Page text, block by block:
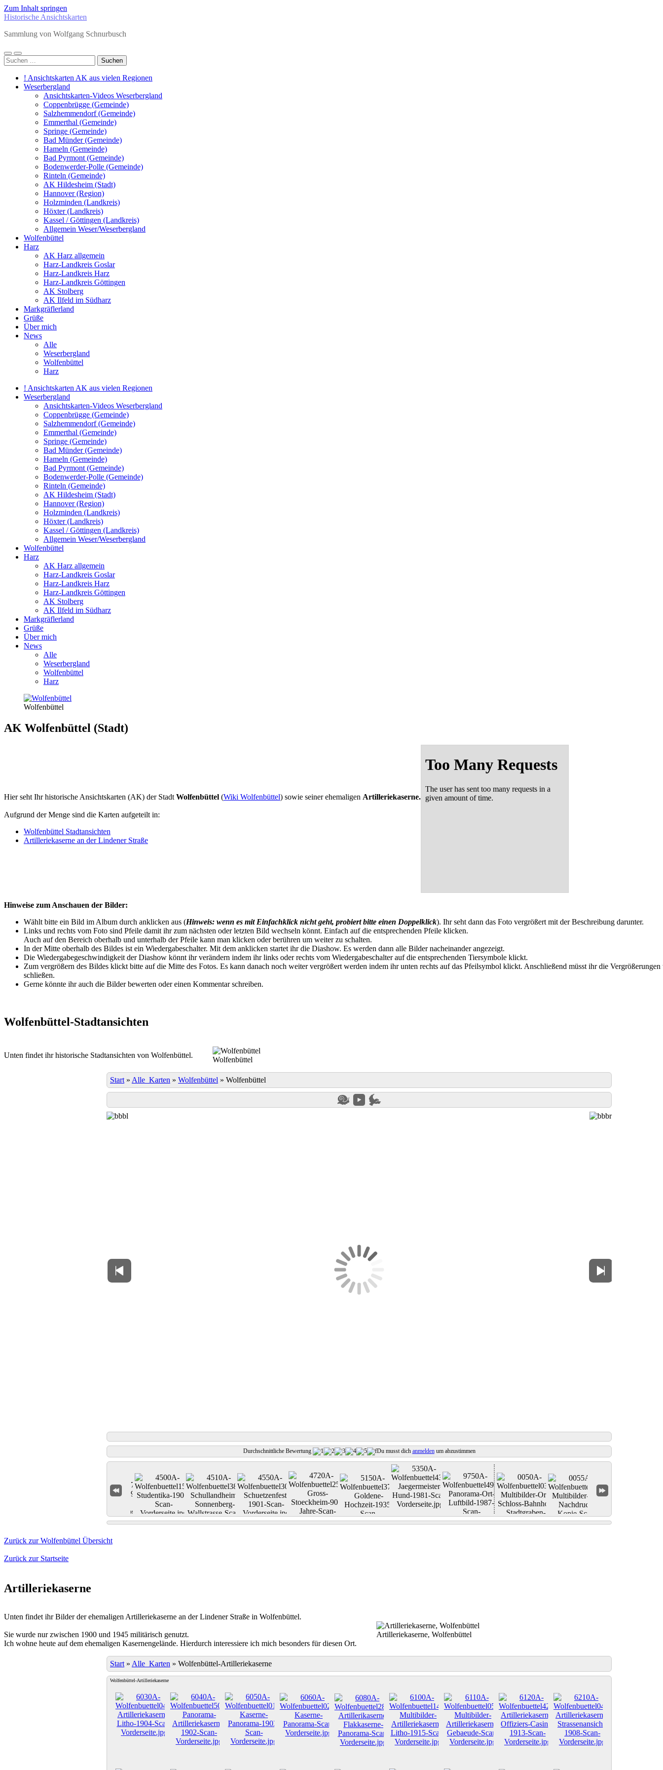
Zum Inhalt springen
Historische Ansichtskarten
Sammlung von Wolfgang Schnurbusch
Mobile-
Menü
Suchfeld
ein-/ausblenden
Suchen
nach:
! Ansichtskarten AK aus vielen Regionen
Weserbergland
Ansichtskarten-Videos Weserbergland
Coppenbrügge (Gemeinde)
Salzhemmendorf (Gemeinde)
Emmerthal (Gemeinde)
Springe (Gemeinde)
Bad Münder (Gemeinde)
Hameln (Gemeinde)
Bad Pyrmont (Gemeinde)
Bodenwerder-Polle (Gemeinde)
Rinteln (Gemeinde)
AK Hildesheim (Stadt)
Hannover (Region)
Holzminden (Landkreis)
Höxter (Landkreis)
Kassel / Göttingen (Landkreis)
Allgemein Weser/Weserbergland
Wolfenbüttel
Harz
AK Harz allgemein
Harz-Landkreis Goslar
Harz-Landkreis Harz
Harz-Landkreis Göttingen
AK Stolberg
AK Ilfeld im Südharz
Markgräflerland
Grüße
Über mich
News
Alle
Weserbergland
Wolfenbüttel
Harz
! Ansichtskarten AK aus vielen Regionen
Weserbergland
Ansichtskarten-Videos Weserbergland
Coppenbrügge (Gemeinde)
Salzhemmendorf (Gemeinde)
Emmerthal (Gemeinde)
Springe (Gemeinde)
Bad Münder (Gemeinde)
Hameln (Gemeinde)
Bad Pyrmont (Gemeinde)
Bodenwerder-Polle (Gemeinde)
Rinteln (Gemeinde)
AK Hildesheim (Stadt)
Hannover (Region)
Holzminden (Landkreis)
Höxter (Landkreis)
Kassel / Göttingen (Landkreis)
Allgemein Weser/Weserbergland
Wolfenbüttel
Harz
AK Harz allgemein
Harz-Landkreis Goslar
Harz-Landkreis Harz
Harz-Landkreis Göttingen
AK Stolberg
AK Ilfeld im Südharz
Markgräflerland
Grüße
Über mich
News
Alle
Weserbergland
Wolfenbüttel
Harz
Wolfenbüttel
AK Wolfenbüttel (Stadt)
Hier seht Ihr historische Ansichtskarten (AK) der Stadt Wolfenbüttel (Wiki Wolfenbüttel) sowie seiner ehemaligen Artilleriekaserne.
Aufgrund der Menge sind die Karten aufgeteilt in:
Wolfenbüttel Stadtansichten
Artilleriekaserne an der Lindener Straße
Hinweise zum Anschauen der Bilder:
Wählt bitte ein Bild im Album durch anklicken aus (Hinweis: wenn es mit Einfachklick nicht geht, probiert bitte einen Doppelklick). Ihr seht dann das Foto vergrößert mit der Beschreibung darunter.
Links und rechts vom Foto sind Pfeile damit ihr zum nächsten oder letzten Bild wechseln könnt. Einfach auf die entsprechenden Pfeile klicken.
Auch auf den Bereich oberhalb und unterhalb der Pfeile kann man klicken oder berühren um weiter zu schalten.
In der Mitte oberhalb des Bildes ist ein Wiedergabeschalter. Mit dem anklicken startet ihr die Diashow. Es werden dann alle Bilder nacheinander angezeigt.
Die Wiedergabegeschwindigkeit der Diashow könnt ihr verändern indem ihr links oder rechts vom Wiedergabeschalter auf die entsprechenden Tiersymbole klickt.
Zum vergrößern des Bildes klickt bitte auf die Mitte des Fotos. Es kann danach noch weiter vergrößert werden indem ihr unten rechts auf das Pfeilsymbol klickt. Anschließend müsst ihr die Vergrößerungen
schließen.
Gerne könnte ihr auch die Bilder bewerten oder einen Kommentar schreiben.
Wolfenbüttel-Stadtansichten
Unten findet ihr historische Stadtansichten von Wolfenbüttel.
Wolfenbüttel
Start » Alle_Karten » Wolfenbüttel » Wolfenbüttel
Durchschnittliche Bewertung Du musst dich anmeldenum abzustimmen
Zurück zur Wolfenbüttel Übersicht
Zurück zur Startseite
Artilleriekaserne
Unten findet ihr Bilder der ehemaligen Artilleriekaserne an der Lindener Straße in Wolfenbüttel.
Sie wurde nur zwischen 1900 und 1945 militärisch genutzt.
Ich wohne heute auf dem ehemaligen Kasernengelände. Hierdurch interessiere ich mich besonders für diesen Ort.
Artilleriekaserne, Wolfenbüttel
Start» Alle_Karten » Wolfenbüttel-Artilleriekaserne
Wolfenbüttel-Artilleriekaserne